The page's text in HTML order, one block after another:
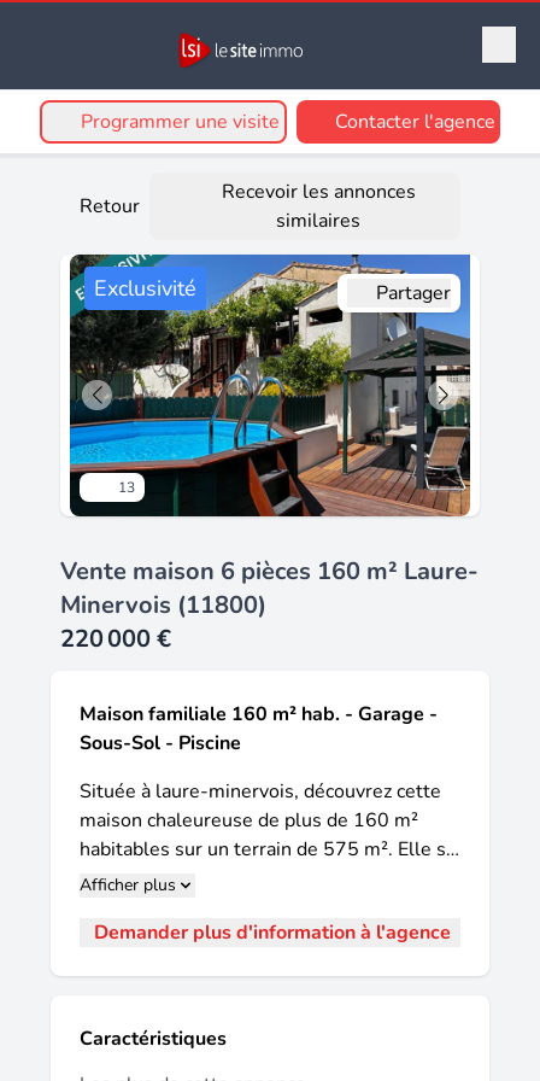
Programmer une visite Contacter l'agence
Retour
Recevoir les annonces
similaires
Exclusivité
13
Partager
Vente maison 6 pièces 160 m² Laure-
Minervois (11800)
220 000 €
Maison familiale 160 m² hab. - Garage -
Sous-Sol - Piscine
Située à laure-minervois, découvrez cette
maison chaleureuse de plus de 160 m²
habitables sur un terrain de 575 m². Elle se
compose d'un espace de vie avec salon et
entièrement équipée, d'un bureau, de cinq
véranda ainsi que d'un garage. Le sous-sol
dispose d'une grande cave de plus de 80
Afficher plus
Demander plus d'information à l'agence
Caractéristiques